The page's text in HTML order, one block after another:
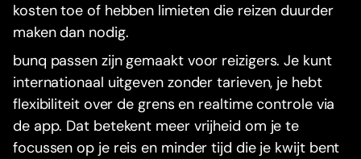
kosten toe of hebben limieten die reizen duurder
maken dan nodig.
bunq passen zijn gemaakt voor reizigers. Je kunt
internationaal uitgeven zonder tarieven, je hebt
flexibiliteit over de grens en realtime controle via
de app. Dat betekent meer vrijheid om je te
focussen op je reis en minder tijd die je kwijt bent